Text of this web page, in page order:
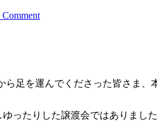
Commenton
の
渡
足を運んでくださった皆さま、
ったりした譲渡会ではありまし